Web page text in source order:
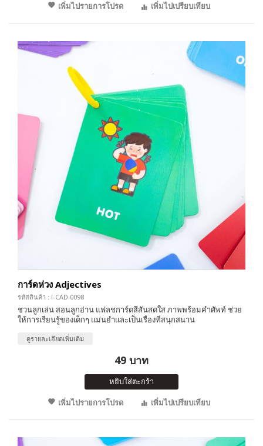
เพิ่มไปรายการโปรด
เพิ่มไปเปรียบเทียบ
การ์ดห่วง Adjectives
รหัสสินค้า : I-CAD-0098
ชวนลูกเล่น สอนลูกอ่าน แฟลชการ์ดสีสันสดใส ภาพพร้อมคำศัพท์ ช่วย
ให้การเรียนรู้ของเด็กๆ แม่นยำและเป็นเรื่องที่สนุกสนาน
ดูรายละเอียดเพิ่มเติม
49 บาท
หยิบใส่ตะกร้า
เพิ่มไปรายการโปรด
เพิ่มไปเปรียบเทียบ